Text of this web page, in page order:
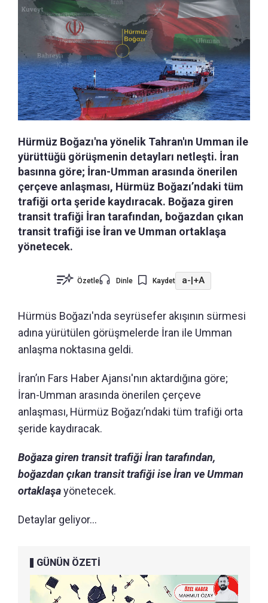
Hürmüz Boğazı'na yönelik Tahran'ın Umman ile
yürüttüğü görüşmenin detayları netleşti. İran
basınna göre; İran-Umman arasında önerilen
çerçeve anlaşması, Hürmüz Boğazı’ndaki tüm
trafiği orta şeride kaydıracak. Boğaza giren
transit trafiği İran tarafından, boğazdan çıkan
transit trafiği ise İran ve Umman ortaklaşa
yönetecek.
Özetle Dinle Kaydet a-|+A
Hürmüs Boğazı'nda seyrüsefer akışının sürmesi
adına yürütülen görüşmelerde İran ile Umman
anlaşma noktasına geldi.
İran’ın Fars Haber Ajansı'nın aktardığına göre;
İran-Umman arasında önerilen çerçeve
anlaşması, Hürmüz Boğazı’ndaki tüm trafiği orta
şeride kaydıracak.
Boğaza giren transit trafiği İran tarafından,
boğazdan çıkan transit trafiği ise İran ve Umman
ortaklaşayönetecek.
Detaylar geliyor...
GÜNÜN ÖZETİ